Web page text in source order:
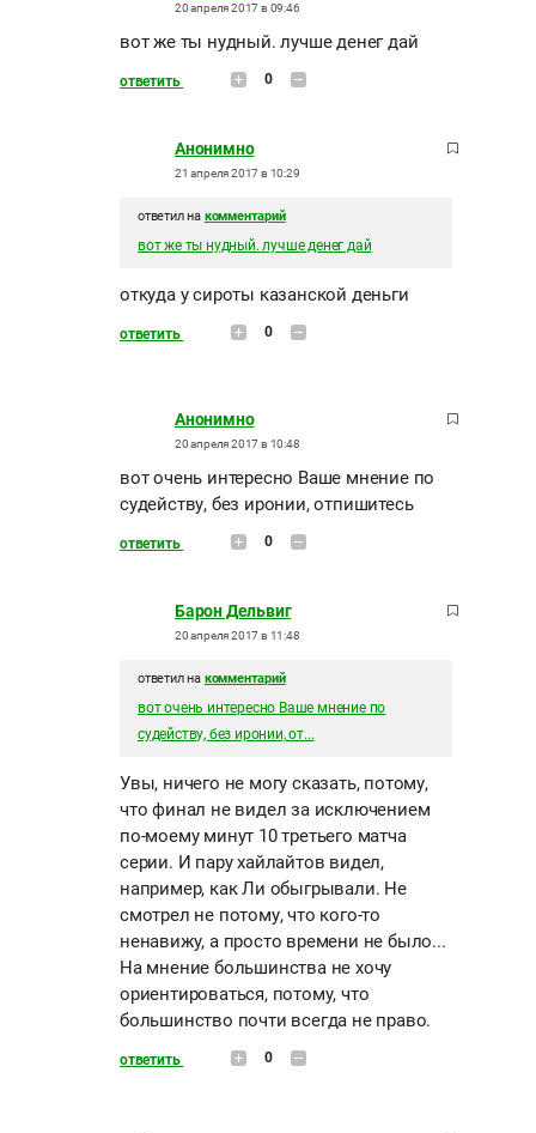
20 апреля 2017 в 09:46
вот же ты нудный. лучше денег дай
ответить 0
Анонимно
21 апреля 2017 в 10:29
ответил на комментарий
вот же ты нудный. лучше денег дай
откуда у сироты казанской деньги
ответить 0
Анонимно
20 апреля 2017 в 10:48
вот очень интересно Ваше мнение по
судейству, без иронии, отпишитесь
ответить 0
Барон Дельвиг
20 апреля 2017 в 11:48
ответил на комментарий
вот очень интересно Ваше мнение по
судейству, без иронии, от...
Увы, ничего не могу сказать, потому,
что финал не видел за исключением
по-моему минут 10 третьего матча
серии. И пару хайлайтов видел,
например, как Ли обыгрывали. Не
смотрел не потому, что кого-то
ненавижу, а просто времени не было...
На мнение большинства не хочу
ориентироваться, потому, что
большинство почти всегда не право.
ответить 0